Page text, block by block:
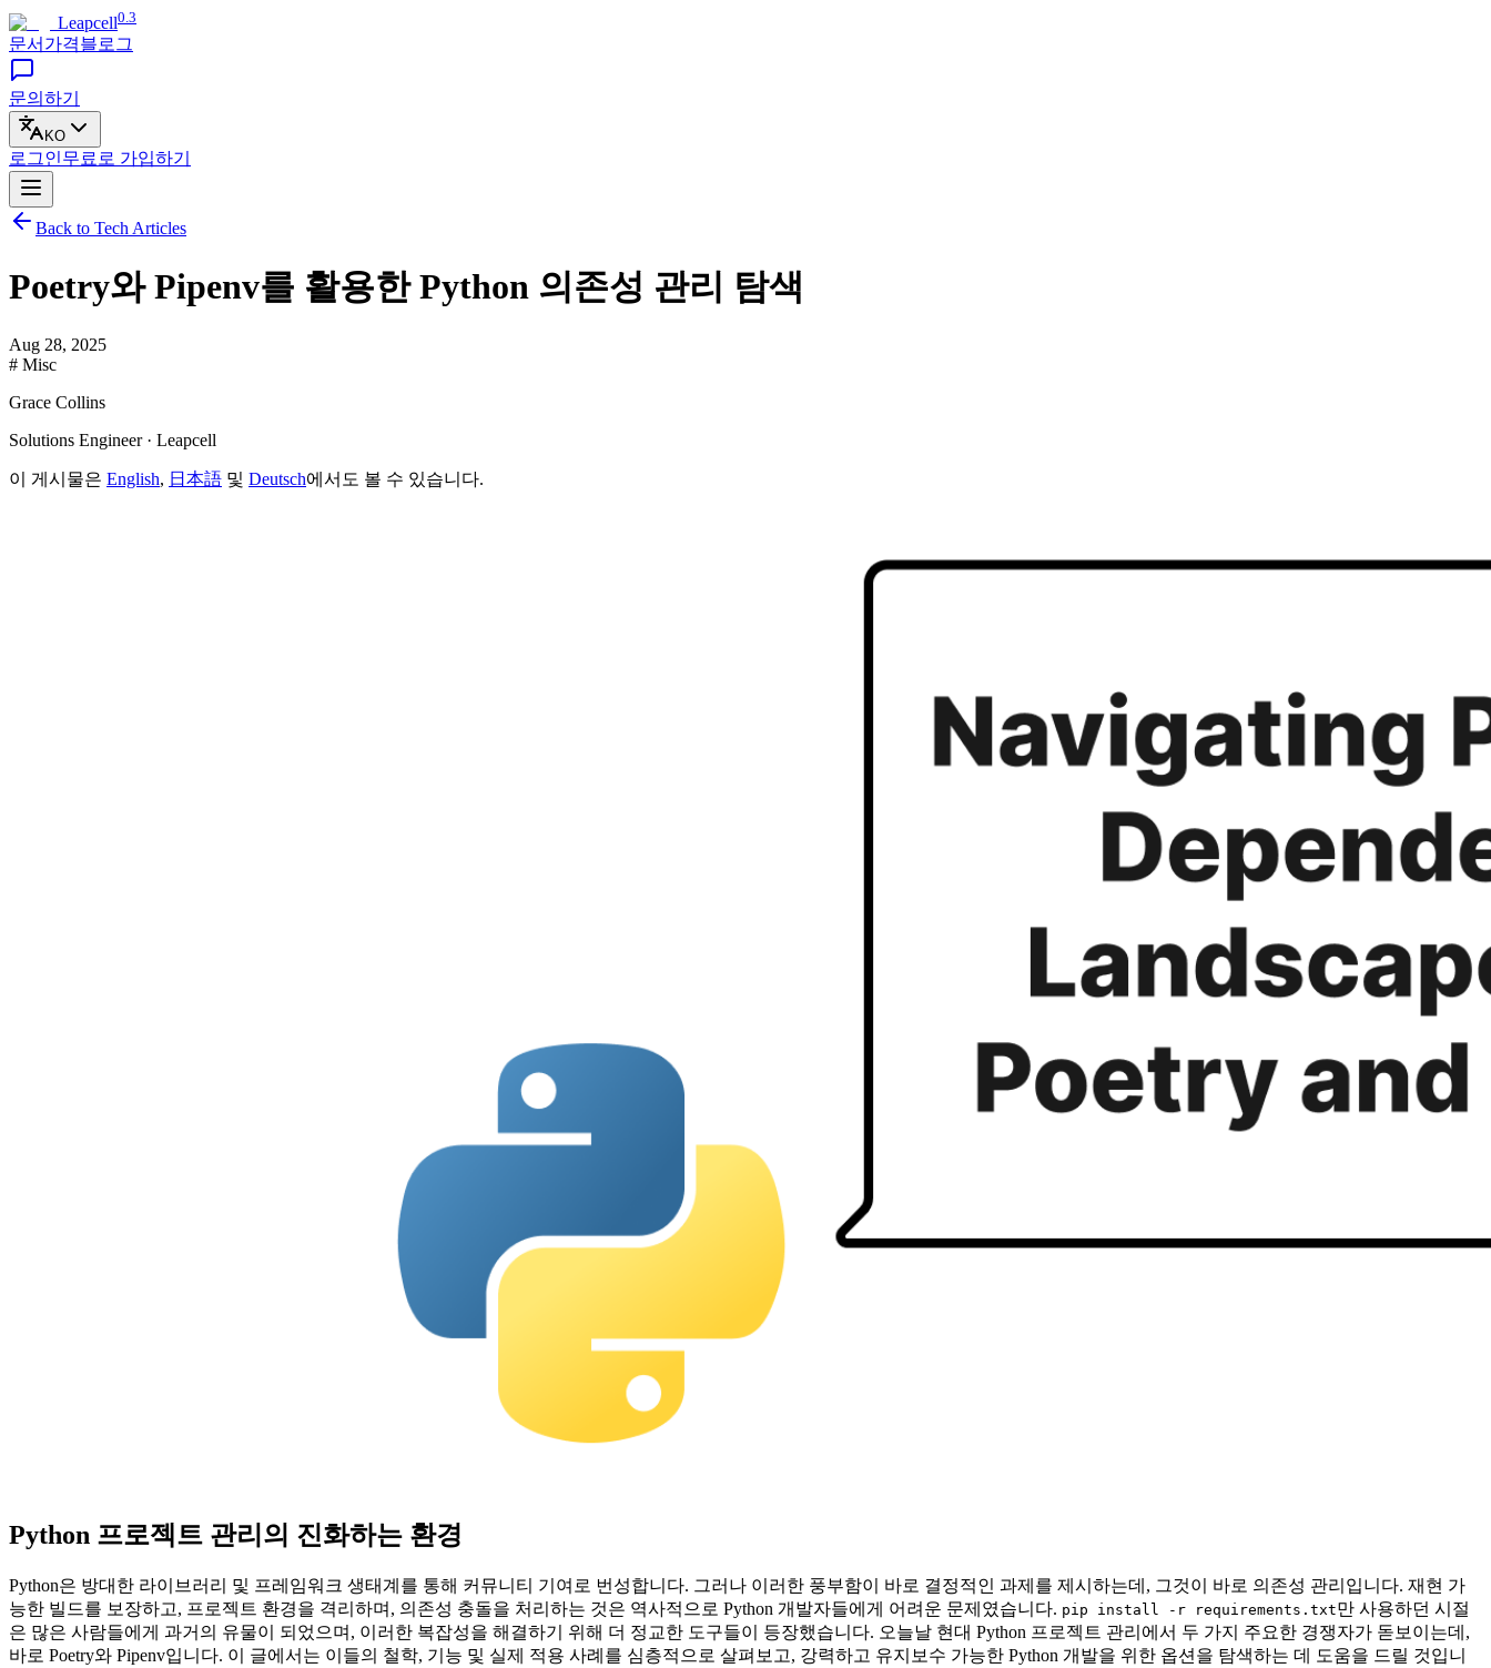
Leapcell0.3
문서 가격블로그
문의하기
KO
로그인무료로 가입하기
Back to Tech Articles
Poetry와 Pipenv를 활용한 Python 의존성 관리 탐색
Aug 28, 2025
# Misc
Grace Collins
Solutions Engineer · Leapcell
이 게시물은 English, 日本語 및 Deutsch에서도 볼 수 있습니다.
Python 프로젝트 관리의 진화하는 환경
Python은 방대한 라이브러리 및 프레임워크 생태계를 통해 커뮤니티 기여로 번성합니다. 그러나 이러한 풍부함이 바로 결정적인 과제를 제시하는데, 그것이 바로 의존성 관리입니다. 재현 가
능한 빌드를 보장하고, 프로젝트 환경을 격리하며, 의존성 충돌을 처리하는 것은 역사적으로 Python 개발자들에게 어려운 문제였습니다. pip install -r requirements.txt만 사용하던 시절
은 많은 사람들에게 과거의 유물이 되었으며, 이러한 복잡성을 해결하기 위해 더 정교한 도구들이 등장했습니다. 오늘날 현대 Python 프로젝트 관리에서 두 가지 주요한 경쟁자가 돋보이는데,
바로 Poetry와 Pipenv입니다. 이 글에서는 이들의 철학, 기능 및 실제 적용 사례를 심층적으로 살펴보고, 강력하고 유지보수 가능한 Python 개발을 위한 옵션을 탐색하는 데 도움을 드릴 것입니